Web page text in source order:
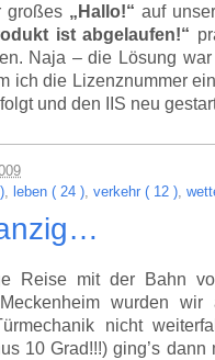
großes „Hallo!“ auf
ist abgelaufen!“
Naja – die Lösung
ich die Lizenznummer
und den IIS neu
leben ( 24 ) verkehr ( 12 )
Reise mit der Bahn
wurden
nicht
10 Grad!!!) ging’s